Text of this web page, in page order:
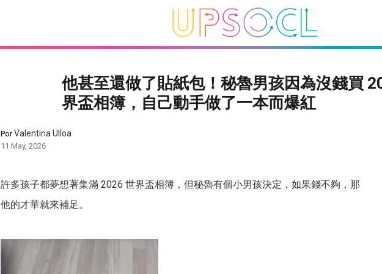
他甚至還做了貼紙包！秘魯男孩因為沒錢買
界盃相簿，自己動手做了一本而爆紅
PorValentina Ulloa
11 May, 2026
許多孩子都夢想著集滿 2026 世界盃相簿，但秘魯有個小男孩決定，如果錢不夠，那
他的才華就來補足。